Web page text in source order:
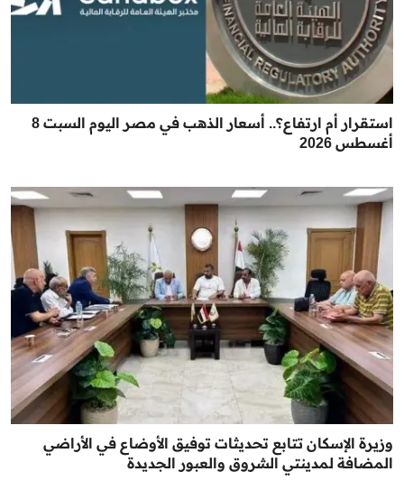
استقرار أم ارتفاع؟.. أسعار الذهب في مصر اليوم السبت 8
أغسطس 2026
وزيرة الإسكان تتابع تحديثات توفيق الأوضاع في الأراضي
المضافة لمدينتي الشروق والعبور الجديدة